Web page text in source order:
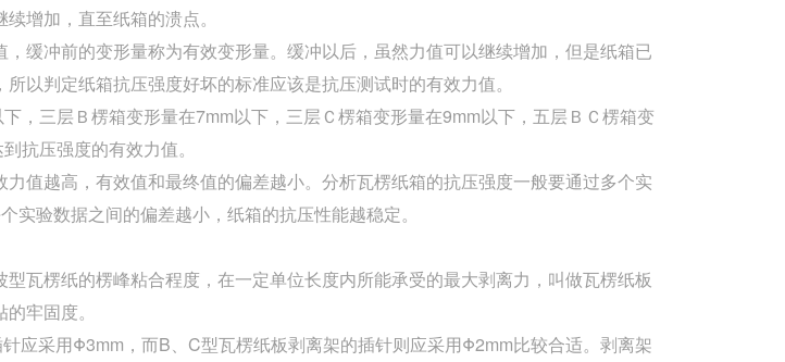
增加，直至纸箱的溃点。
缓冲前的变形量称为有效变形量。缓冲以后，虽然力值可以继续增加，但是纸箱已
以判定纸箱抗压强度好坏的标准应该是抗压测试时的有效力值。
，三层Ｂ楞箱变形量在7mm以下，三层Ｃ楞箱变形量在9mm以下，五层ＢＣ楞箱变
抗压强度的有效力值。
值越高，有效值和最终值的偏差越小。分析瓦楞纸箱的抗压强度一般要通过多个实
实验数据之间的偏差越小，纸箱的抗压性能越稳定。
瓦楞纸的楞峰粘合程度，在一定单位长度内所能承受的最大剥离力，叫做瓦楞纸板
牢固度。
应采用Φ3mm，而B、C型瓦楞纸板剥离架的插针则应采用Φ2mm比较合适。剥离架